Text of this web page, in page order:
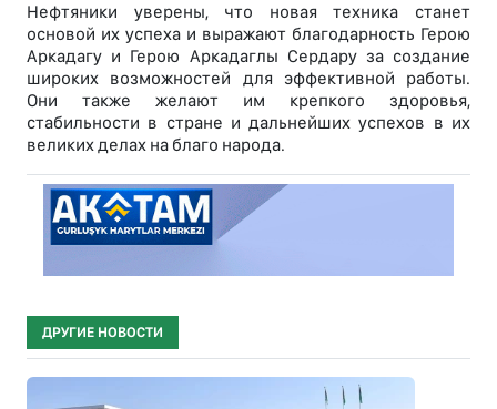
Нефтяники уверены, что новая техника станет
основой их успеха и выражают благодарность Герою
Аркадагу и Герою Аркадаглы Сердару за создание
широких возможностей для эффективной работы.
Они также желают им крепкого здоровья,
стабильности в стране и дальнейших успехов в их
великих делах на благо народа.
ДРУГИЕ НОВОСТИ